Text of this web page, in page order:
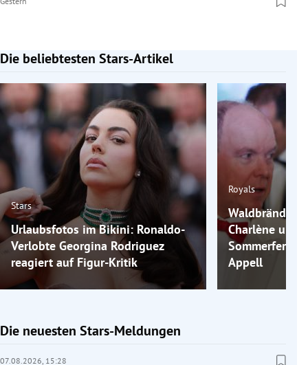
Die beliebtesten Stars-Artikel
Slide 1 von 7
Stars
Urlaubsfotos im Bikini: Ronaldo-
Verlobte Georgina Rodriguez
reagiert auf Figur-Kritik
Royals
Waldbrände
Charlène
Appell
Die neuesten Stars-Meldungen
07.08.2026, 15:28